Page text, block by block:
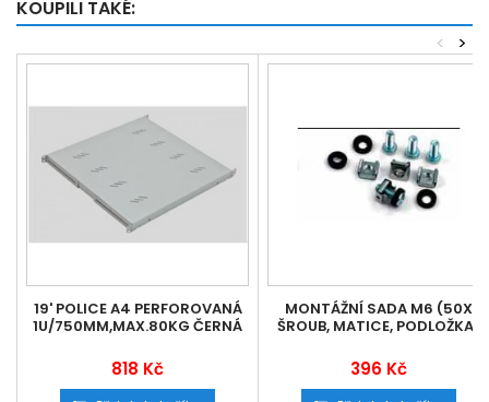
KOUPILI TAKÉ:
>
<
19' POLICE A4 PERFOROVANÁ
1U/750MM,MAX.80KG ČERNÁ
818 Kč
MONTÁŽNÍ SADA M6 (50X
ŠROUB, MATICE, PODLOŽKA)
396 Kč